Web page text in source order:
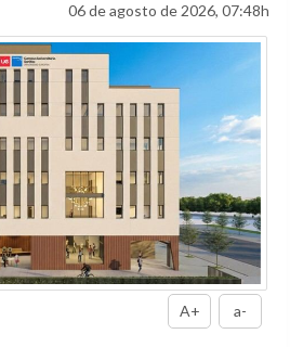
06 de agosto de 2026, 07:48h
A+ a-